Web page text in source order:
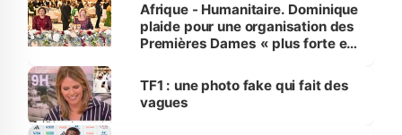
Afrique - Humanitaire. Dominique
plaide pour une organisation des
Premières Dames « plus forte et
sur la scène internationale »
TF1 : une photo fake qui fait des
vagues